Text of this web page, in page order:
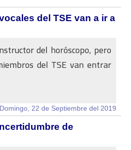
del TSE van a ir a
del horóscopo, pero
del TSE van entrar
Domingo, 22 de Septiembre del 2019
de